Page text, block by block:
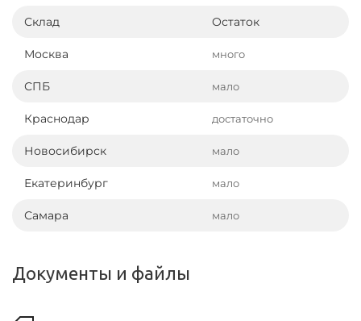
Склад Остаток
Москва много
СПБ мало
Краснодар достаточно
Новосибирск мало
Екатеринбург мало
Самара мало
Документы и файлы